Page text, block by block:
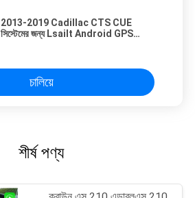
2013-2019 Cadillac CTS CUE
সিস্টেমের জন্য Lsailt Android GPS
চালিয়ে
শীর্ষ পণ্য